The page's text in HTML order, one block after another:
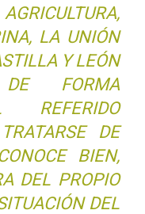
LA UNIÓN
Y LEÓN
FORMA
REFERIDO
DE
BIEN,
DEL PROPIO
DEL